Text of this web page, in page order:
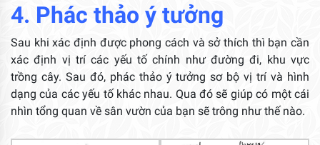
4. Phác thảo ý tưởng
Sau khi xác định được phong cách và sở thích thì bạn cần
xác định vị trí các yếu tố chính như đường đi, khu vực
trồng cây. Sau đó, phác thảo ý tưởng sơ bộ vị trí và hình
dạng của các yếu tố khác nhau. Qua đó sẽ giúp có một cái
nhìn tổng quan về sân vườn của bạn sẽ trông như thế nào.